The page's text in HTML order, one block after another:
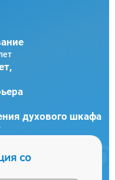
духового шкафа
со